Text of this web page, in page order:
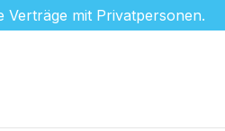
mit Privatpersonen.